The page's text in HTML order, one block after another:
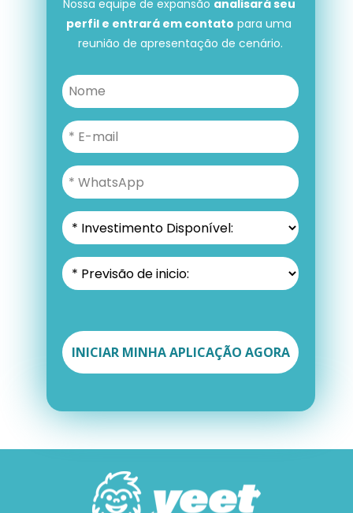
O primeiro passo é preencher
sua aplicação.
Nossa equipe de expansão analisará seu
perfil e entrará em contato para uma
reunião de apresentação de cenário.
INICIAR MINHA APLICAÇÃO AGORA